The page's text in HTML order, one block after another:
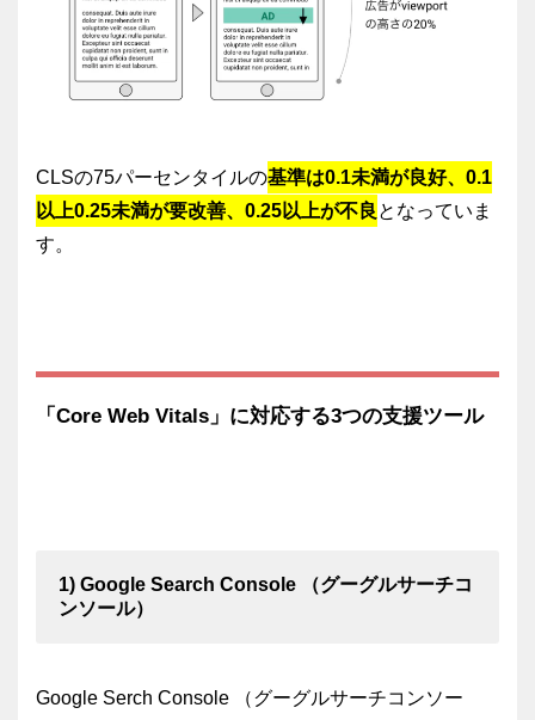
CLSの75パーセンタイルの基準は0.1未満が良好、0.1
以上0.25未満が要改善、0.25以上が不良 となっていま
す。
「Core Web Vitals」に対応する3つの支援ツール
1) Google Search Console （グーグルサーチコ
ンソール）
Google Serch Console （グーグルサーチコンソー